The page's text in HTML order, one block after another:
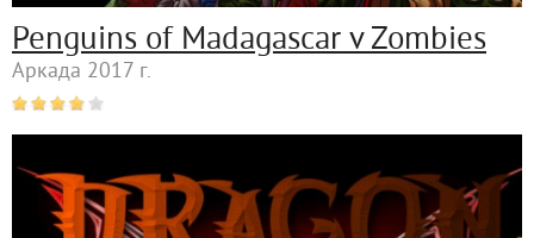
Penguins of Madagascar v Zombies
Аркада 2017 г.